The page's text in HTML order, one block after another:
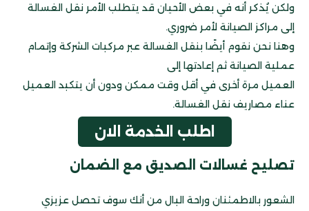
ولكن يُذكر أنه في بعض الأحيان قد يتطلب الأمر نقل الغسالة
إلى مراكز الصيانة لأمر ضروري.
وهنا نحن نقوم أيضًا بنقل الغسالة عبر مركبات الشركة وإتمام
عملية الصيانة ثم إعادتها إلى
العميل مرة أخرى في أقل وقت ممكن ودون أن يتكبد العميل
عناء مصاريف نقل الغسالة.
اطلب الخدمة الان
تصليح غسالات الصديق مع الضمان
الشعور بالاطمئنان وراحة البال من أنك سوف تحصل عزيزي